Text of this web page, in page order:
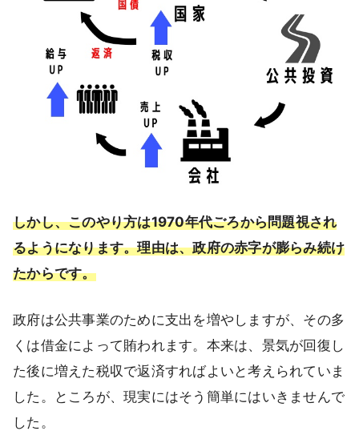
しかし、このやり方は1970年代ごろから問題視され
るようになります。理由は、政府の赤字が膨らみ続け
たからです。
政府は公共事業のために支出を増やしますが、その多
くは借金によって賄われます。本来は、景気が回復し
た後に増えた税収で返済すればよいと考えられていま
した。ところが、現実にはそう簡単にはいきませんで
した。